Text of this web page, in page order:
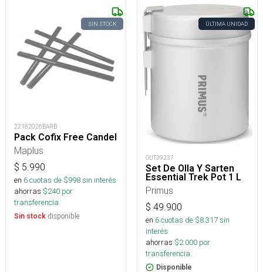
SIN STOCK
22182026BARB
Pack Cofix Free Candel
Maplus
$ 5.990
en 6cuotas de $998sin interés
ahorras $240 por
transferencia.
Sin stock disponible
ÚLTIMA UNIDAD
OUT39237
Set De Olla Y Sarten
Essential Trek Pot 1 L
Primus
$ 49.900
en 6cuotas de $8.317sin
interés
ahorras $2.000 por
transferencia.
Disponible